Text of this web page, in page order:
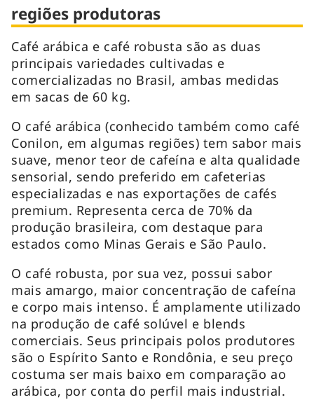
regiões produtoras
Café arábica e café robusta são as duas
principais variedades cultivadas e
comercializadas no Brasil, ambas medidas
em sacas de 60 kg.
O café arábica (conhecido também como café
Conilon, em algumas regiões) tem sabor mais
suave, menor teor de cafeína e alta qualidade
sensorial, sendo preferido em cafeterias
especializadas e nas exportações de cafés
premium. Representa cerca de 70% da
produção brasileira, com destaque para
estados como Minas Gerais e São Paulo.
O café robusta, por sua vez, possui sabor
mais amargo, maior concentração de cafeína
e corpo mais intenso. É amplamente utilizado
na produção de café solúvel e blends
comerciais. Seus principais polos produtores
são o Espírito Santo e Rondônia, e seu preço
costuma ser mais baixo em comparação ao
arábica, por conta do perfil mais industrial.